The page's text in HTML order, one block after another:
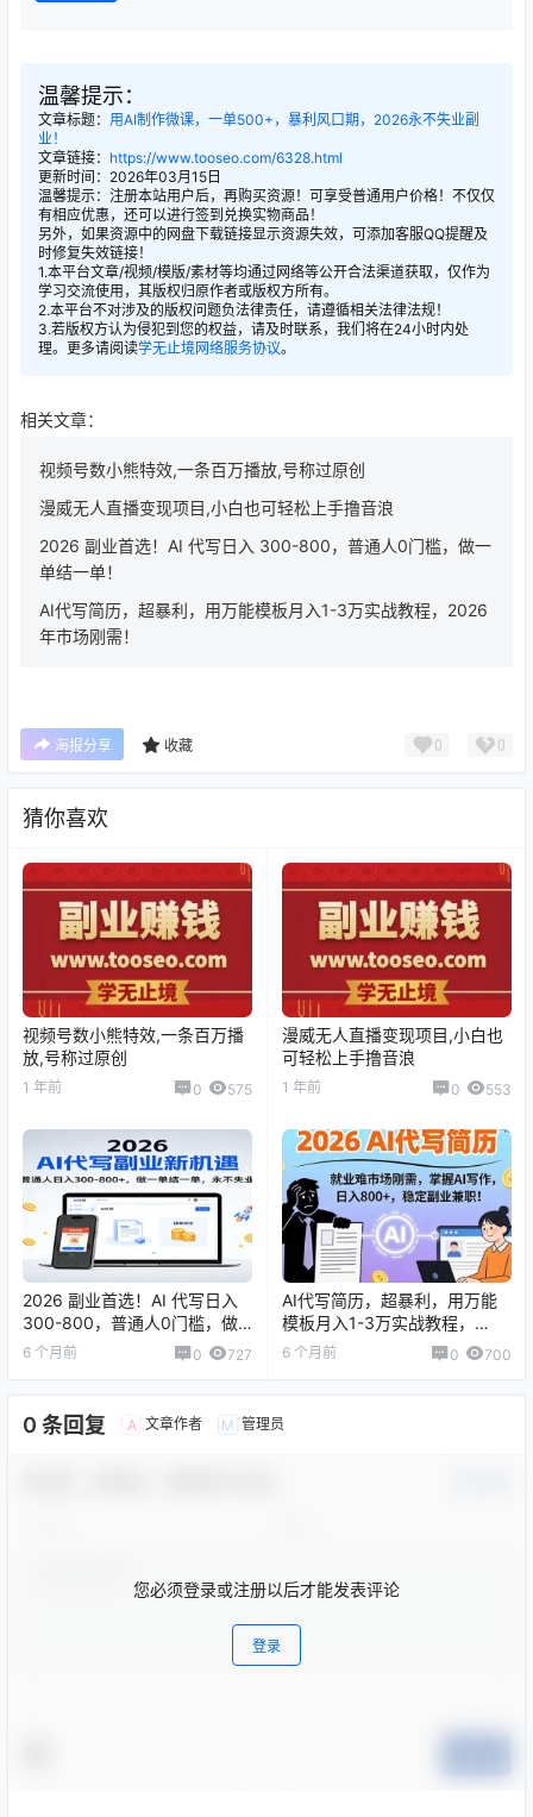
温馨提示：
文章标题： 用AI制作微课，一单500+，暴利风口期，2026永不失业副
业！
文章链接： https://www.tooseo.com/6328.html
更新时间：2026年03月15日
温馨提示：注册本站用户后，再购买资源！可享受普通用户价格！不仅仅
有相应优惠，还可以进行签到兑换实物商品！
另外，如果资源中的网盘下载链接显示资源失效，可添加客服QQ提醒及
时修复失效链接！
1.本平台文章/视频/模版/素材等均通过网络等公开合法渠道获取，仅作为
学习交流使用，其版权归原作者或版权方所有。
2.本平台不对涉及的版权问题负法律责任，请遵循相关法律法规！
3.若版权方认为侵犯到您的权益，请及时联系，我们将在24小时内处
理。更多请阅读学无止境网络服务协议。
相关文章：
视频号数小熊特效,一条百万播放,号称过原创
漫威无人直播变现项目,小白也可轻松上手撸音浪
2026 副业首选！AI 代写日入 300-800，普通人0门槛，做一
单结一单！
AI代写简历，超暴利，用万能模板月入1-3万实战教程，2026
年市场刚需！
海报分享 收藏 0 0
猜你喜欢
视频号数小熊特效,一条百万播
放,号称过原创
1 年前 0 575
漫威无人直播变现项目,小白也
可轻松上手撸音浪
1 年前 0 553
2026 副业首选！AI 代写日入
300-800，普通人0门槛，做
一单结一单！
6 个月前 0 727
AI代写简历，超暴利，用万能
模板月入1-3万实战教程，
2026年市场刚需！
6 个月前 0 700
0 条回复 A 文章作者 M 管理员
您必须登录或注册以后才能发表评论
登录